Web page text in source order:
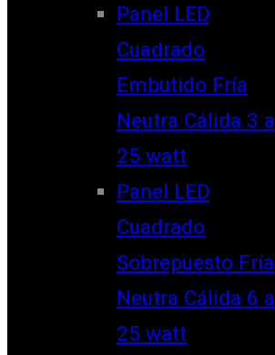
Panel LED
Cuadrado
Embutido Fría
Neutra Cálida 3 a
25 watt
Panel LED
Cuadrado
Sobrepuesto Fría
Neutra Cálida 6 a
25 watt